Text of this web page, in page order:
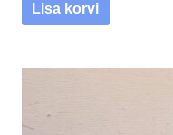
Lisa korvi